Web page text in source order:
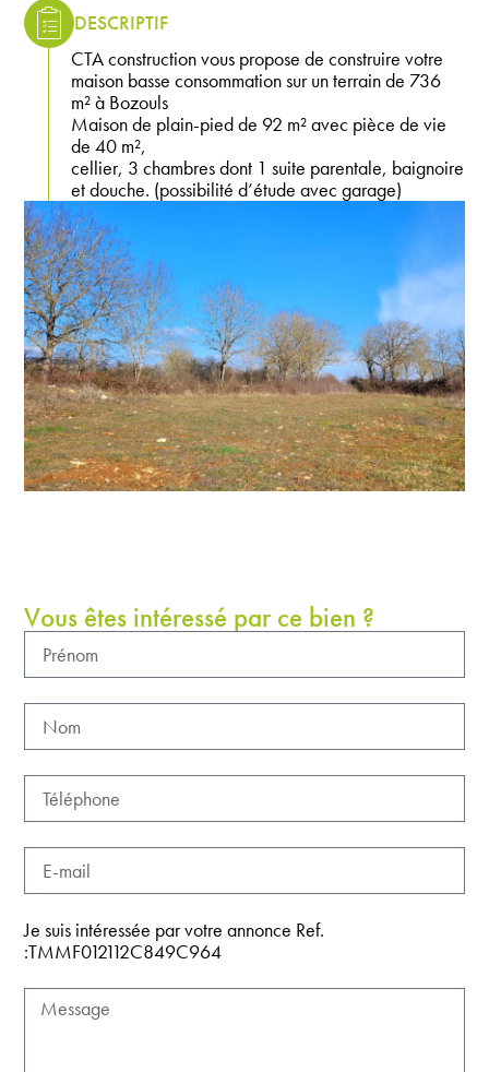
DESCRIPTIF
CTA construction vous propose de construire votre
maison basse consommation sur un terrain de 736
m² à Bozouls
Maison de plain-pied de 92 m² avec pièce de vie
de 40 m²,
cellier, 3 chambres dont 1 suite parentale, baignoire
et douche. (possibilité d’étude avec garage)
Vous êtes intéressé par ce bien ?
Je suis intéressée par votre annonce Ref.
:TMMF012112C849C964